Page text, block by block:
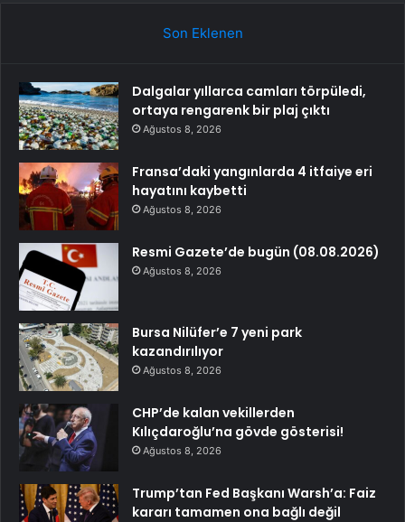
Son Eklenen
Dalgalar yıllarca camları törpüledi,
ortaya rengarenk bir plaj çıktı
Ağustos 8, 2026
Fransa’daki yangınlarda 4 itfaiye eri
hayatını kaybetti
Ağustos 8, 2026
Resmi Gazete’de bugün (08.08.2026)
Ağustos 8, 2026
Bursa Nilüfer’e 7 yeni park
kazandırılıyor
Ağustos 8, 2026
CHP’de kalan vekillerden
Kılıçdaroğlu’na gövde gösterisi!
Ağustos 8, 2026
Trump’tan Fed Başkanı Warsh’a: Faiz
kararı tamamen ona bağlı değil